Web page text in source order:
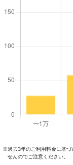
※過去3年のご利⽤料⾦に基
せんのでご注意ください。